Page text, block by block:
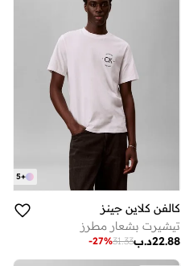
+
5
كالفن كلاين جينز
تيشيرت بشعار مطرز
د.ب22.88
31.33
-27%